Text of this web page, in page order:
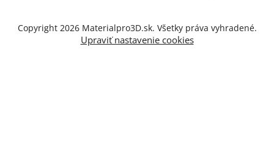
Copyright 2026 Materialpro3D.sk. Všetky práva vyhradené.
Upraviť nastavenie cookies